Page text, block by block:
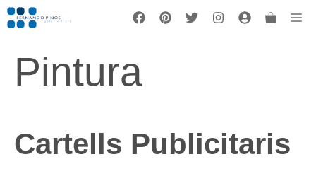
Vés
al
Pintura
Cartells Publicitaris